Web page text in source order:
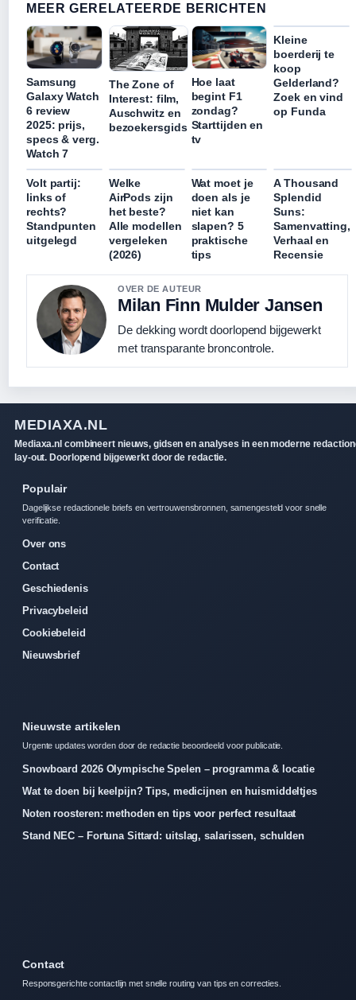
MEER GERELATEERDE BERICHTEN
Samsung
Galaxy Watch
6 review
2025: prijs,
specs & verg.
Watch 7
The Zone of
Interest: film,
Auschwitz en
bezoekersgids
Hoe laat
begint F1
zondag?
Starttijden en
tv
Kleine
boerderij te
koop
Gelderland?
Zoek en vind
op Funda
Volt partij:
links of
rechts?
Standpunten
uitgelegd
Welke
AirPods zijn
het beste?
Alle modellen
vergeleken
(2026)
Wat moet je
doen als je
niet kan
slapen? 5
praktische
tips
A Thousand
Splendid
Suns:
Samenvatting,
Verhaal en
Recensie
OVER DE AUTEUR
Milan Finn Mulder Jansen
De dekking wordt doorlopend bijgewerkt
met transparante broncontrole.
MEDIAXA.NL
Mediaxa.nl combineert nieuws, gidsen en analyses in een moderne
lay-out. Doorlopend bijgewerkt door de redactie.
Populair
Dagelijkse redactionele briefs en vertrouwensbronnen, samengesteld voor snelle
verificatie.
Over ons
Contact
Geschiedenis
Privacybeleid
Cookiebeleid
Nieuwsbrief
Nieuwste artikelen
Urgente updates worden door de redactie beoordeeld voor publicatie.
Snowboard 2026 Olympische Spelen – programma & locatie
Wat te doen bij keelpijn? Tips, medicijnen en huismiddeltjes
Noten roosteren: methoden en tips voor perfect resultaat
Stand NEC – Fortuna Sittard: uitslag, salarissen, schulden
Contact
Responsgerichte contactlijn met snelle routing van tips en correcties.